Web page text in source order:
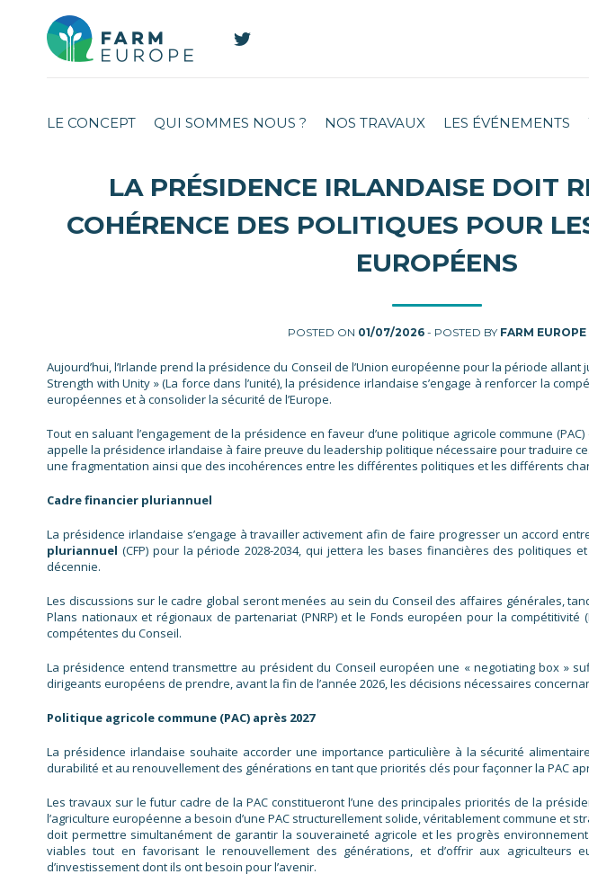
LE CONCEPT QUI SOMMES NOUS ? NOS TRAVAUX LES ÉVÉNEMENTS
LA PRÉSIDENCE IRLANDAISE DOIT
COHÉRENCE DES POLITIQUES POUR
EUROPÉENS
POSTED ON 01/07/2026 - POSTED BY FARM EUROPE
Aujourd’hui, l’Irlande prend la présidence du Conseil de l’Union européenne pour la période allant
Strength with Unity » (La force dans l’unité), la présidence irlandaise s’engage à renforcer la
européennes et à consolider la sécurité de l’Europe.
Tout en saluant l’engagement de la présidence en faveur d’une politique agricole commune
appelle la présidence irlandaise à faire preuve du leadership politique nécessaire pour traduire
une fragmentation ainsi que des incohérences entre les différentes politiques et les différents
Cadre financier pluriannuel
La présidence irlandaise s’engage à travailler activement afin de faire progresser un accord
pluriannuel (CFP) pour la période 2028-2034, qui jettera les bases financières des politiques
décennie.
Les discussions sur le cadre global seront menées au sein du Conseil des affaires générales,
Plans nationaux et régionaux de partenariat (PNRP) et le Fonds européen pour la compétitivité
compétentes du Conseil.
La présidence entend transmettre au président du Conseil européen une « negotiating box »
dirigeants européens de prendre, avant la fin de l’année 2026, les décisions nécessaires
Politique agricole commune (PAC) après 2027
La présidence irlandaise souhaite accorder une importance particulière à la sécurité
durabilité et au renouvellement des générations en tant que priorités clés pour façonner la PAC
Les travaux sur le futur cadre de la PAC constitueront l’une des principales priorités de la
l’agriculture européenne a besoin d’une PAC structurellement solide, véritablement commune et
doit permettre simultanément de garantir la souveraineté agricole et les progrès
viables tout en favorisant le renouvellement des générations, et d’offrir aux agriculteurs
d’investissement dont ils ont besoin pour l’avenir.